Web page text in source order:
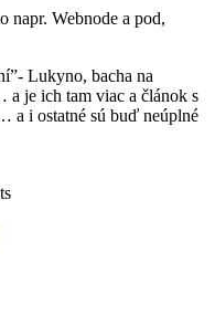
napr. Webnode a pod,
Lukyno, bacha na
je ich tam viac a článok s
a i ostatné sú buď neúplné